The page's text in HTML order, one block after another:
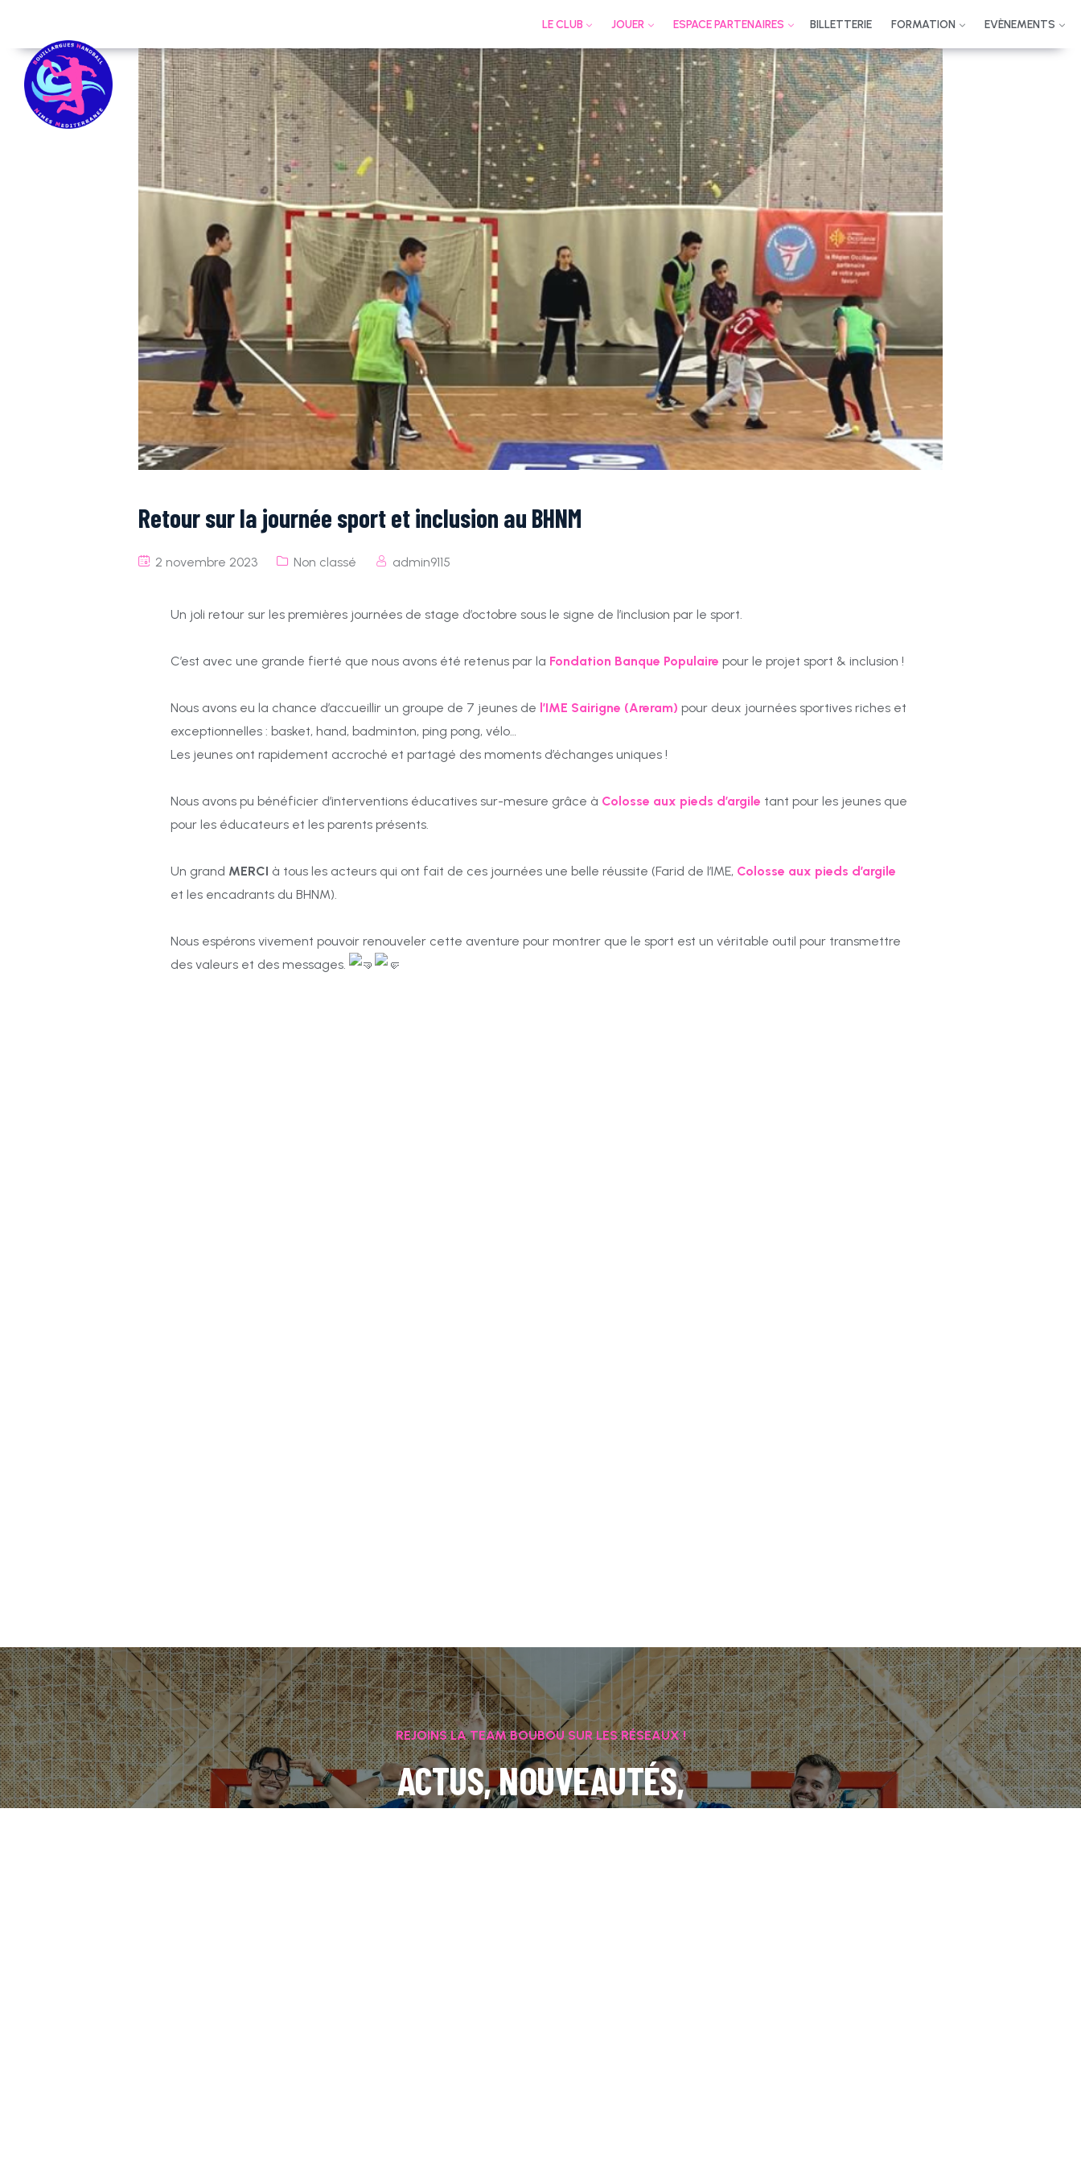
LE CLUB JOUER ESPACE PARTENAIRES BILLETTERIE FORMATION EVÈNEMENTS
Retour sur la journée sport et inclusion au BHNM
2 novembre 2023 Non classé admin9115
Un joli retour sur les premières journées de stage d’octobre sous le signe de l’inclusion par le sport.
C’est avec une grande fierté que nous avons été retenus par la Fondation Banque Populaire pour le projet sport & inclusion !
Nous avons eu la chance d’accueillir un groupe de 7 jeunes de l’IME Sairigne (Areram) pour deux journées sportives riches et
exceptionnelles : basket, hand, badminton, ping pong, vélo…
Les jeunes ont rapidement accroché et partagé des moments d’échanges uniques !
Nous avons pu bénéficier d’interventions éducatives sur-mesure grâce à Colosse aux pieds d’argile tant pour les jeunes que
pour les éducateurs et les parents présents.
Un grand MERCI à tous les acteurs qui ont fait de ces journées une belle réussite (Farid de l’IME, Colosse aux pieds d’argile
et les encadrants du BHNM).
Nous espérons vivement pouvoir renouveler cette aventure pour montrer que le sport est un véritable outil pour transmettre
des valeurs et des messages.
REJOINS LA TEAM BOUBOU SUR LES RÉSEAUX !
ACTUS, NOUVEAUTÉS,